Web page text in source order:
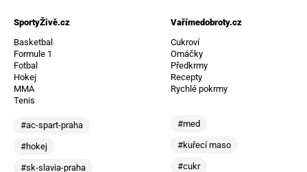
SportyŽivě.cz
Basketbal
Formule 1
Fotbal
Hokej
MMA
Tenis
#ac-spart-praha
#hokej
#sk-slavia-praha
Vařímedobroty.cz
Cukroví
Omáčky
Předkrmy
Recepty
Rychlé pokrmy
#med
#kuřecí maso
#cukr